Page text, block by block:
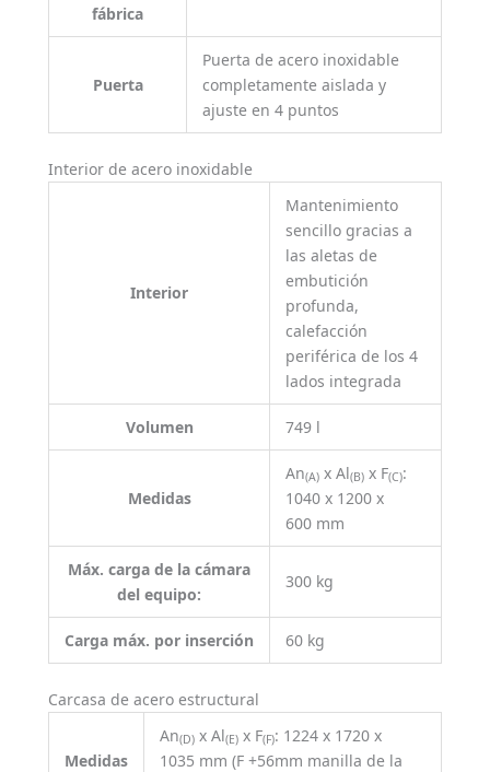
fábrica
Puerta
Puerta de acero inoxidable
completamente aislada y
ajuste en 4 puntos
Interior de acero inoxidable
Interior
Mantenimiento
sencillo gracias a
las aletas de
embutición
profunda,
calefacción
periférica de los 4
lados integrada
Volumen 749 l
Medidas
An(A) x Al(B) x F(C):
1040 x 1200 x
600 mm
Máx. carga de la cámara
del equipo:
300 kg
Carga máx. por inserción 60 kg
Carcasa de acero estructural
Medidas
An(D) x Al(E) x F(F): 1224 x 1720 x
1035 mm (F +56mm manilla de la